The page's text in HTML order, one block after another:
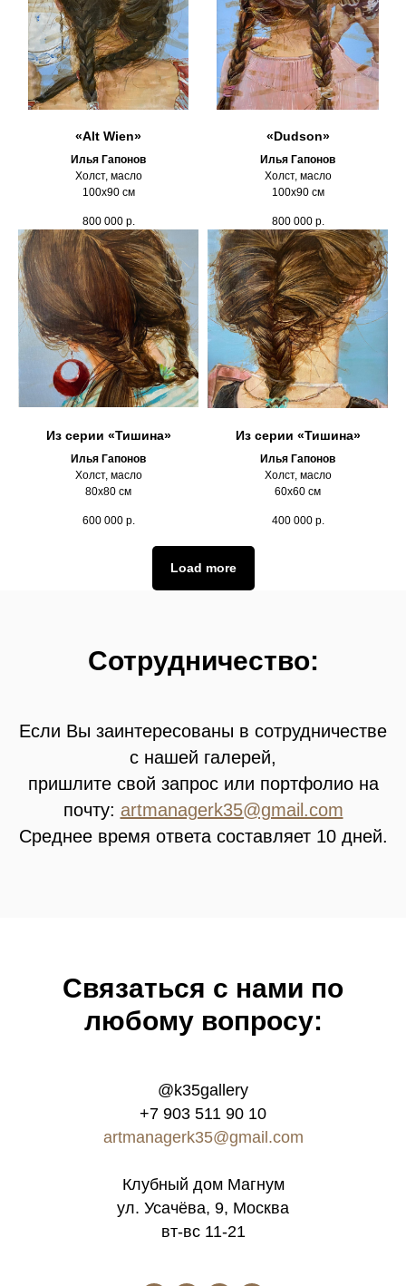
«Alt Wien»
Илья Гапонов
Холст, масло
100х90 см
800 000 р.
«Dudson»
Илья Гапонов
Холст, масло
100х90 см
800 000 р.
Из серии «Тишина»
Илья Гапонов
Холст, масло
80х80 см
600 000 р.
Из серии «Тишина»
Илья Гапонов
Холст, масло
60х60 см
400 000 р.
Load more
Сотрудничество:
Если Вы заинтересованы в сотрудничестве
с нашей галерей,
пришлите свой запрос или портфолио на
почту: artmanagerk35@gmail.com
Среднее время ответа составляет 10 дней.
Связатьcя с нами по
любому вопросу:
@k35gallery
+7 903 511 90 10
artmanagerk35@gmail.com
Клубный дом Магнум
ул. Усачёва, 9, Москва
вт-вс 11-21